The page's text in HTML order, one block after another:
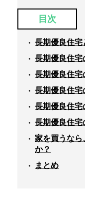
目次
長期優良住宅
長期優良住宅
長期優良住宅
長期優良住宅
長期優良住宅
長期優良住宅
家を買うなら
か？
まとめ